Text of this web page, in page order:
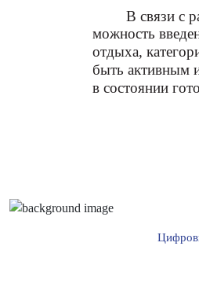
В связи с
можность
отдыха,
быть активным
в состоянии